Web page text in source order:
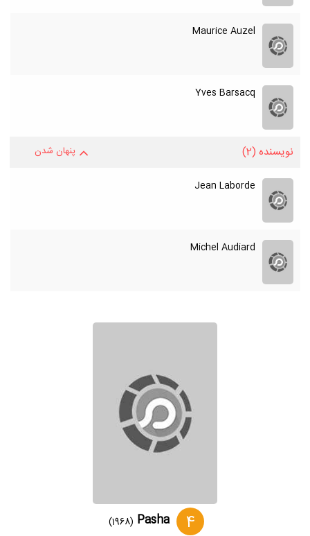
Maurice Auzel
Yves Barsacq
نویسنده (2) پنهان شدن
Jean Laborde
Michel Audiard
4
Pasha
(1968)